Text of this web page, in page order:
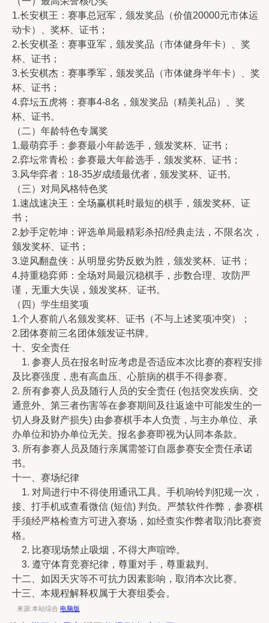
1.长安棋王：赛事总冠军，颁发奖品（价值20000元市体运
动卡）、奖杯、证书；
2.长安棋圣：赛事亚军，颁发奖品（市体健身年卡）、奖
杯、证书；
3.长安棋杰：赛事季军，颁发奖品（市体健身半年卡）、奖
杯、证书；
4.弈坛五虎将：赛事4-8名，颁发奖品（精美礼品）、奖
杯、证书。
（二）年龄特色专属奖
1.最萌弈手：参赛最小年龄选手，颁发奖杯、证书；
2.弈坛常青松：参赛最大年龄选手，颁发奖杯、证书；
3.风华弈者：18-35岁成绩最优者，颁发奖杯、证书。
（三）对局风格特色奖
1.速战速决王：全场赢棋耗时最短的棋手，颁发奖杯、证
书；
2.妙手定乾坤：评选单局最精彩杀招/经典走法，不限名次，
颁发奖杯、证书；
3.逆风翻盘侠：从明显劣势反败为胜，颁发奖杯、证书；
4.持重稳弈师：全场对局最沉稳棋手，步数合理、攻防严
谨，无重大失误，颁发奖杯、证书。
（四）学生组奖项
1.个人赛前八名颁发奖杯、证书（不与上述奖项冲突）；
2.团体赛前三名团体颁发证书牌。
十、安全责任
1. 参赛人员在报名时应考虑是否适应本次比赛的赛程安排
及比赛强度，患有高血压、心脏病的棋手不得参赛。
2. 所有参赛人员及随行人员的安全责任 (包括突发疾病、交
通意外、第三者伤害等在参赛期间及往返途中可能发生的一
切人身及财产损失) 由参赛棋手本人负责，与主办单位、承
办单位和协办单位无关。报名参赛即视为认同本条款。
3. 所有参赛人员及随行亲属需签订自愿参赛安全责任承诺
书。
十一、赛场纪律
1. 对局进行中不得使用通讯工具。手机响铃判犯规一次，
接、打手机或查看微信 (短信) 判负。严禁软件作弊，参赛棋
手须经严格检查方可进入赛场，如经查实作弊者取消比赛资
格。
2. 比赛现场禁止吸烟，不得大声喧哗。
3. 遵守体育竞赛纪律，尊重对手，尊重裁判。
十二、如因天灾等不可抗力因素影响，取消本次比赛。
十三、本规程解释权属于大赛组委会。
来源:本站综合 电脑版